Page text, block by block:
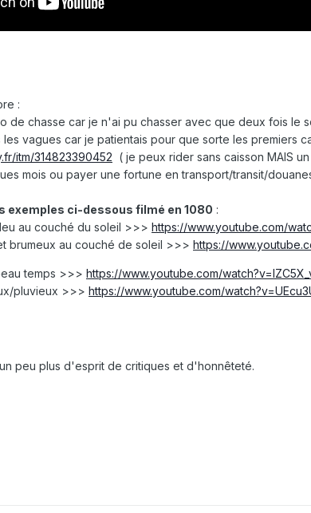
:
de chasse car je n'ai pu chasser avec que deux fois le
vagues car je patientais pour que sorte les premiers
itm/314823390452 ( je peux rider sans caisson MAIS
mois ou payer une fortune en transport/transit/
exemples ci-dessous filmé en 1080 :
au couché du soleil >>> https://www.youtube.com/
brumeux au couché de soleil >>> https://
temps >>> https://www.youtube.com/
pluvieux >>> https://www.youtube.com/
peu plus d'esprit de critiques et d'honnêteté.